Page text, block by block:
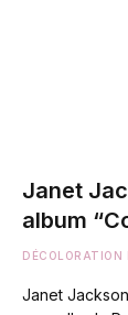
Janet
album
DÉCOLORATION
Janet